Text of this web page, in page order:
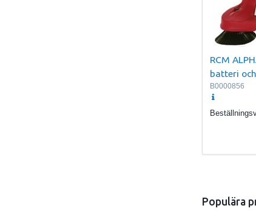
RCM
batteri
B0000856
Populära